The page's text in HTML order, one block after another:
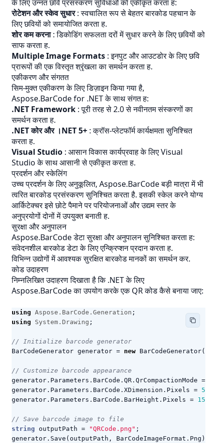
के लिए उन्नत छवि प्रसंस्करण सुविधाओं को एकीकृत करता ह:
रोटेशन और स्केव सुधार: स्वचालित रूप से बेहतर बारकोड पहचान के
लिए छवियों को समायोजित करता ह.
शोर कम करना: डिकोडिंग सफलता दरों में सुधार करने के लिए छवियों को
साफ करता ह.
Multiple Image Formats : इनपुट और आउटडोर के लिए छवि
प्रारूपों की एक विस्तृत श्रृंखला का समर्थन करता ह.
एकीकरण और संगतत
सिम-मुक्त एकीकरण के लिए डिज़ाइन किया गया है,
Aspose.BarCode for .NET के साथ संगत ह:
.NET Framework : पूरी तरह से 2.0 से नवीनतम संस्करणों का
समर्थन करता ह.
.NET कोर और ।NET 5+ : क्रॉस-प्लेटफॉर्म कार्यक्षमता सुनिश्चित
करता ह.
Visual Studio : आसान विकास कार्यप्रवाह के लिए Visual
Studio के साथ आसानी से एकीकृत करता ह.
प्रदर्शन और स्केलिंग
उच्च प्रदर्शन के लिए अनुकूलित, Aspose.BarCode बड़ी मात्रा में भी
त्वरित बारकोड प्रसंस्करण सुनिश्चित करता है. इसकी स्केल करने योग्य
आर्किटेक्चर इसे छोटे पैमाने पर परियोजनाओं और उद्यम स्तर के
अनुप्रयोगों दोनों में उपयुक्त बनाती ह.
सुरक्षा और अनुपालन
Aspose.BarCode डेटा सुरक्षा और अनुपालन सुनिश्चित करता ह:
संवेदनशील बारकोड डेटा के लिए एन्क्रिप्शन प्रदान करता ह.
विभिन्न उद्योगों में आवश्यक सुरक्षित बारकोड मानकों का समर्थन कर.
कोड उदाहरण
निम्नलिखित उदाहरण दिखाता है कि .NET के लिए
Aspose.BarCode का उपयोग करके एक QR कोड कैसे बनाया जाए:
using Aspose.BarCode.Generation ;
using
System.Drawing ;
// Initialize barcode generator
BarCodeGenerator generator = new BarCodeGenerator(
// Customize barcode appearance
generator . Parameters . BarCode . QR . QrCompactionMode =
generator . Parameters . BarCode . XDimension . Pixels = 5
generator . Parameters . BarCode . BarHeight . Pixels = 150
// Save barcode image to file
string
outputPath = "QRCode.png" ;
generator . Save ( outputPath , BarCodeImageFormat . Png );